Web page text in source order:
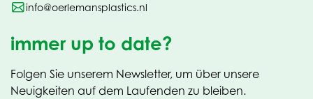
info@oerlemansplastics.nl
immer up to date?
Folgen Sie unserem Newsletter, um über unsere
Neuigkeiten auf dem Laufenden zu bleiben.